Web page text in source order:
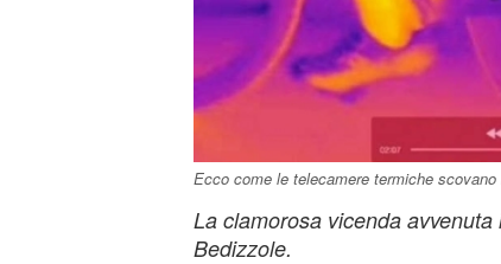
Ecco come le telecamere termiche
La clamorosa vicenda
Bedizzole.